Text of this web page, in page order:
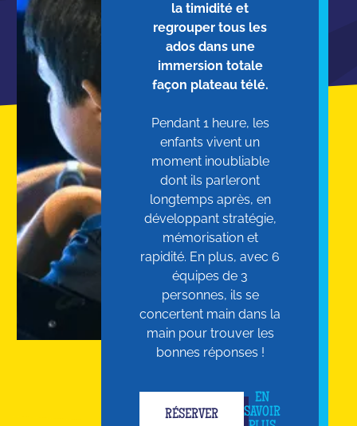
la timidité et
regrouper tous les
ados dans une
immersion totale
façon plateau télé.
Pendant 1 heure, les
enfants vivent un
moment inoubliable
dont ils parleront
longtemps après, en
développant stratégie,
mémorisation et
rapidité. En plus, avec 6
équipes de 3
personnes, ils se
concertent main dans la
main pour trouver les
bonnes réponses !
RÉSERVER
EN
SAVOIR